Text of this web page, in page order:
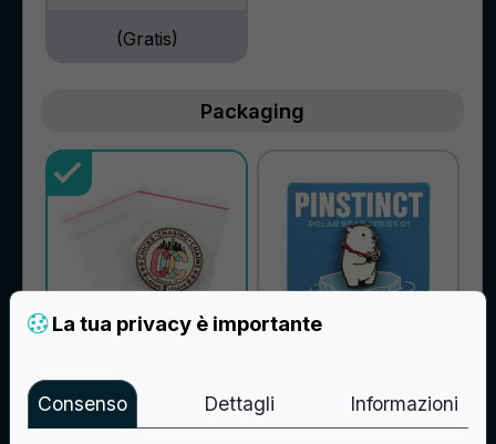
(Gratis)
Packaging
(Gratis)
La tua privacy è importante
Consenso Dettagli Informazioni